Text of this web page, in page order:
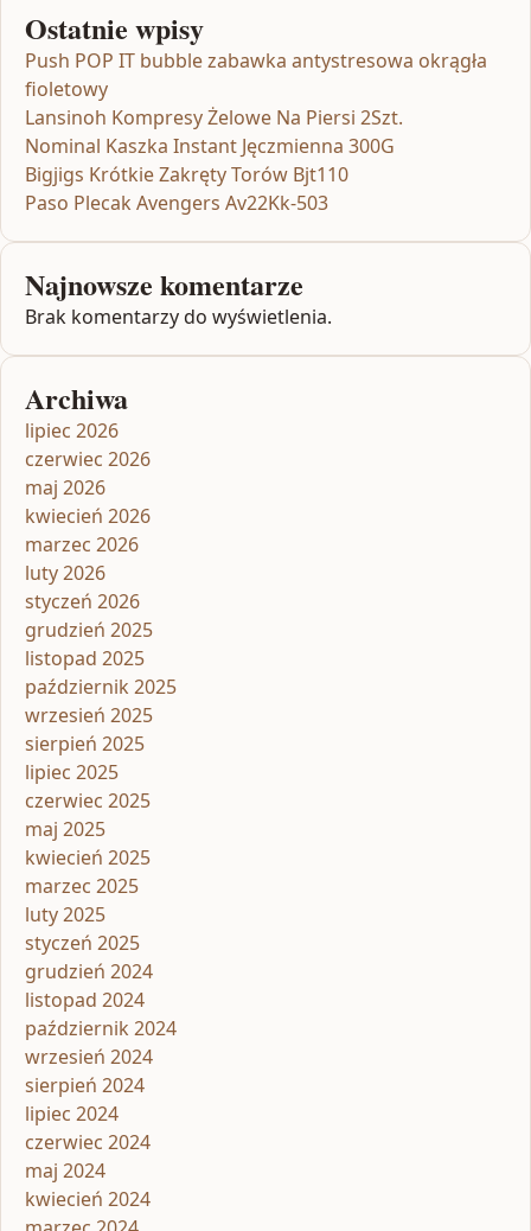
Ostatnie wpisy
Push POP IT bubble zabawka antystresowa okrągła
fioletowy
Lansinoh Kompresy Żelowe Na Piersi 2Szt.
Nominal Kaszka Instant Jęczmienna 300G
Bigjigs Krótkie Zakręty Torów Bjt110
Paso Plecak Avengers Av22Kk-503
Najnowsze komentarze
Brak komentarzy do wyświetlenia.
Archiwa
lipiec 2026
czerwiec 2026
maj 2026
kwiecień 2026
marzec 2026
luty 2026
styczeń 2026
grudzień 2025
listopad 2025
październik 2025
wrzesień 2025
sierpień 2025
lipiec 2025
czerwiec 2025
maj 2025
kwiecień 2025
marzec 2025
luty 2025
styczeń 2025
grudzień 2024
listopad 2024
październik 2024
wrzesień 2024
sierpień 2024
lipiec 2024
czerwiec 2024
maj 2024
kwiecień 2024